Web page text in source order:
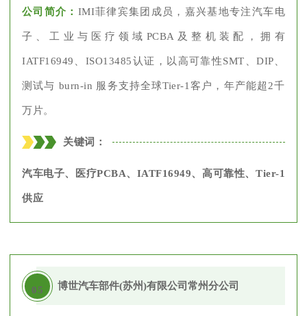
公司简介： IMI菲律宾集团成员，嘉兴基地专注汽车电
子、工业与医疗领域PCBA及整机装配，拥有
IATF16949、ISO13485认证，以高可靠性SMT、DIP、
测试与 burn-in 服务支持全球Tier-1客户，年产能超2千
万片。
关键词：
汽车电子、医疗PCBA、IATF16949、高可靠性、Tier-1
供应
05 博世汽车部件(苏州)有限公司常州分公司